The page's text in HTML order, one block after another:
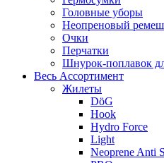
Головные уборы
Неопреновый
Очки
Перчатки
Шнурок-поплавок
Весь Ассортимент
Жилеты
DöG
Hook
Hydro Force
Light
Neoprene Anti